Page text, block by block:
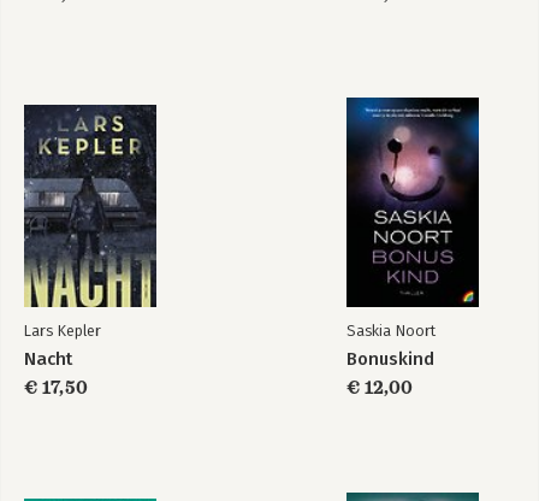
Lars Kepler
Nacht
€ 17,50
Saskia Noort
Bonuskind
€ 12,00